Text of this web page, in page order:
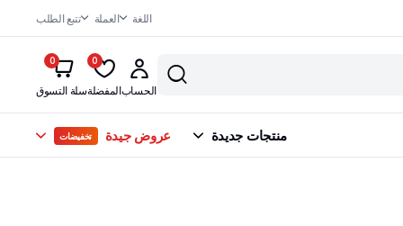
اللغة العملة تتبع الطلب
الحساب
0
المفضلة
0
سلة التسوق
منتجات جديدة عروض جيدة تخفيضات